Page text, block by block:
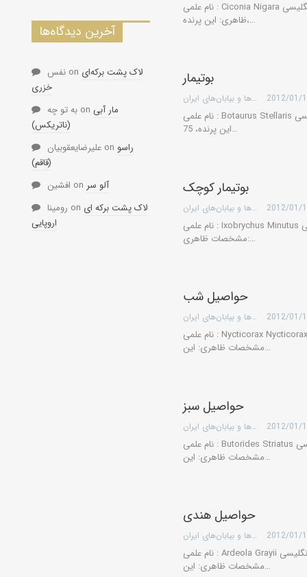
نام علمی : Ciconia Nigara نام انگلیسی: Black Stork نام فارسی: لک لک سیاه مشخصات
ظاهری: این پرنده،…
بوتیمار
گروه کویرها و بیابان‌های ایران 2012/01/
نام علمی : Botaurus Stellaris نام انگلیسی: Bittern نام فارسی: بوتیمار مشخصات ظاهری:
این پرنده، 75…
بوتیمار کوچک
گروه کویرها و بیابان‌های ایران 2012/01/
نام علمی : Ixobrychus Minutus نام انگلیسی: Little Bittern نام فارسی: بوتیمار کوچک
مشخصات ظاهری:…
حواصیل شب
گروه کویرها و بیابان‌های ایران 2012/01/
نام علمی : Nycticorax Nycticorax نام انگلیسی: Night Heron نام فارسی: حواصیل شب
مشخصات ظاهری: این…
حواصیل سبز
گروه کویرها و بیابان‌های ایران 2012/01/
نام علمی : Butorides Striatus نام انگلیسی: Striated Heron نام فارسی: حواصیل سبز
مشخصات ظاهری: این…
حواصیل هندی
گروه کویرها و بیابان‌های ایران 2012/01/
نام علمی : Ardeola Grayii نام انگلیسی: Indian Pond Heron نام فارسی: حواصیل هندی
مشخصات ظاهری: این…
آخرین دیدگاه‌ها
نفس on لاک پشت برکه‌ای
خزری
به تو چه on مار آبی
(ناتریکس)
علیرضایعقوبیان on راسو
(قاقم)
افشین on آلو سر
رومینا on لاک پشت برکه ای
اروپایی